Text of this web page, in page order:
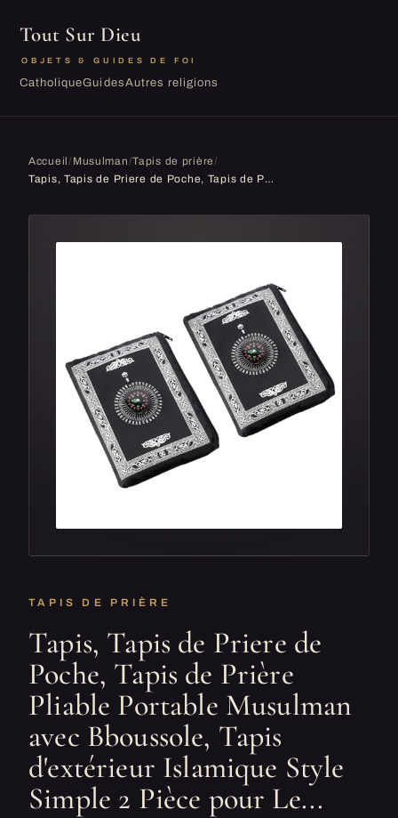
Tout Sur Dieu
OBJETS & GUIDES DE FOI
CatholiqueGuidesAutres religions
Accueil/ Musulman/Tapis de prière/
Tapis, Tapis de Priere de Poche, Tapis de Prière Pliable Portable Musulman avec Bboussole, Tapis d'extérieur Islamique Style Simple 2 Pièce pour Le...
TAPIS DE PRIÈRE
Tapis, Tapis de Priere de
Poche, Tapis de Prière
Pliable Portable Musulman
avec Bboussole, Tapis
d'extérieur Islamique Style
Simple 2 Pièce pour Le...